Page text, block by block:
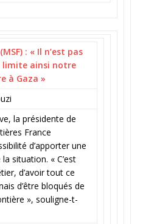
: « Il n’est pas
limite ainsi notre
à Gaza »
la présidente de
France
d’apporter une
situation. « C’est
d’avoir tout ce
d’être bloqués de
», souligne-t-